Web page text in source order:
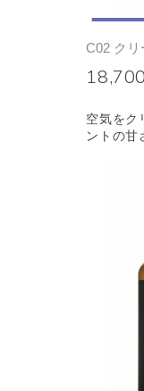
C02 ク
空気をク
ントの甘